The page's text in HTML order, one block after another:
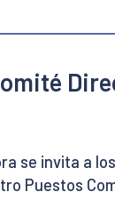
se invita a
Puestos